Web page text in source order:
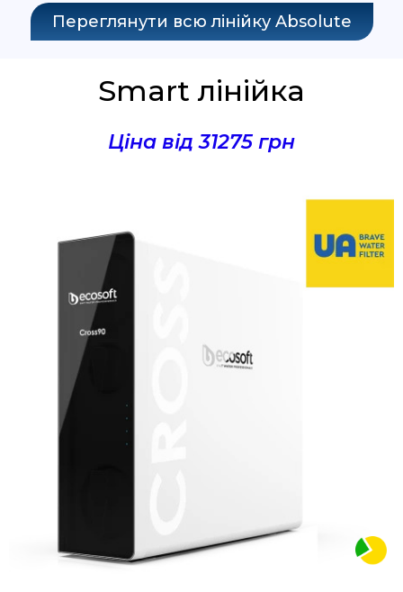
Переглянути всю лінійку Absolute
Smart лінійка
Ціна від 31275 грн